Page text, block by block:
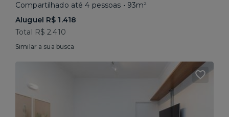
Compartilhado até 4 pessoas • 93m²
Aluguel R$ 1.418
Total R$ 2.410
Similar a sua busca